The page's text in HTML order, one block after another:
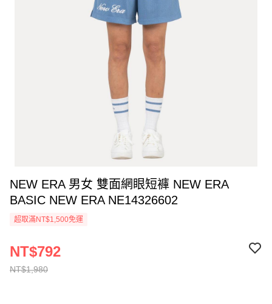
NEW ERA 男女 雙面網眼短褲 NEW ERA
BASIC NEW ERA NE14326602
超取滿NT$1,500免運
NT$1,980
NT$792